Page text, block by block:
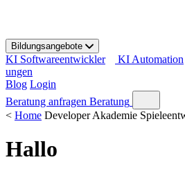
t
o
c
o
n
t
Bildungsangebote
KI Softwareentwickler KI Automation
ungen
Blog Login
Beratung anfragen Beratung
< Home Developer Akademie
Hallo